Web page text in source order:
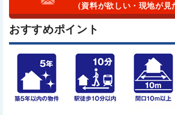
（資料が欲しい・現地が見
おすすめポイント